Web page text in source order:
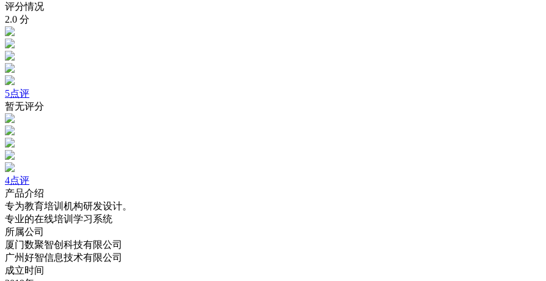
评分情况
2.0 分
5点评
暂无评分
4点评
产品介绍
专为教育培训机构研发设计。
专业的在线培训学习系统
所属公司
厦门数聚智创科技有限公司
广州好智信息技术有限公司
成立时间